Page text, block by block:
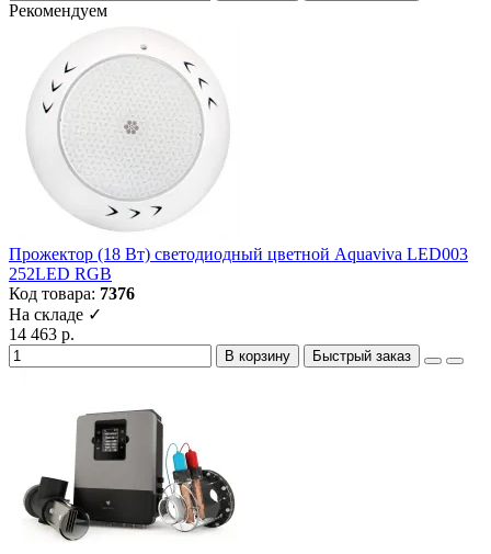
Рекомендуем
Прожектор (18 Вт) светодиодный цветной Aquaviva LED003
252LED RGB
Код товара: 7376
На складе ✓
14 463 р.
В корзину Быстрый заказ